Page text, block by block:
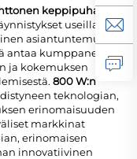
keppipuhallin,
useilla
asiantuntemus
kumppaneille ja
ja kokemuksen
800 W:n
teknologian,
erinomaisuuden
markkinat
erinomaisen
innovatiivinen